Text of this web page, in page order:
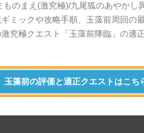
ものまえ(激究極)/九尾狐のあやかし
ミックや攻略手順、玉藻前周回の
究極クエスト「玉藻前降臨」の適
玉藻前の評価と適正クエストはこち